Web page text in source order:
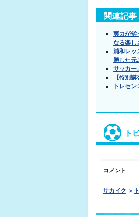
関連記事
実力が劣
なる楽し
浦和レッ
勝した元
サッカー
【特別
トレセ
ト
コメント
サカイク